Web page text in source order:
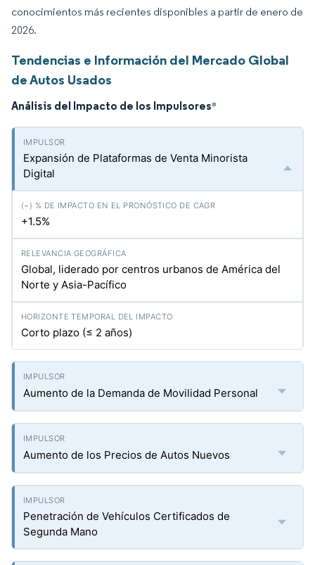
conocimientos más recientes disponibles a partir de enero de
2026.
Tendencias e Información del Mercado Global
de Autos Usados
Análisis del Impacto de los Impulsores*
Expansión de Plataformas de Venta Minorista
Digital
+1.5%
Global, liderado por centros urbanos de América del
Norte y Asia-Pacífico
Corto plazo (≤ 2 años)
Aumento de la Demanda de Movilidad Personal
Aumento de los Precios de Autos Nuevos
Penetración de Vehículos Certificados de
Segunda Mano